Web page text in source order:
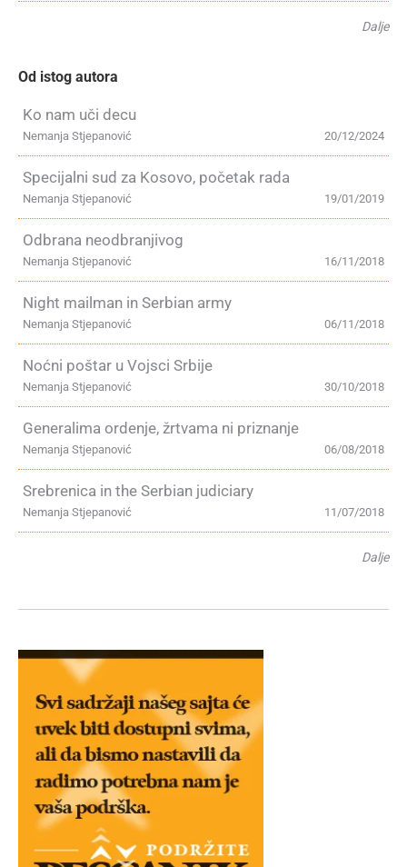
Dalje
Od istog autora
Ko nam uči decu
20/12/2024
Nemanja Stjepanović
Specijalni sud za Kosovo, početak rada
19/01/2019
Nemanja Stjepanović
Odbrana neodbranjivog
16/11/2018
Nemanja Stjepanović
Night mailman in Serbian army
06/11/2018
Nemanja Stjepanović
Noćni poštar u Vojsci Srbije
30/10/2018
Nemanja Stjepanović
Generalima ordenje, žrtvama ni priznanje
06/08/2018
Nemanja Stjepanović
Srebrenica in the Serbian judiciary
11/07/2018
Nemanja Stjepanović
Dalje